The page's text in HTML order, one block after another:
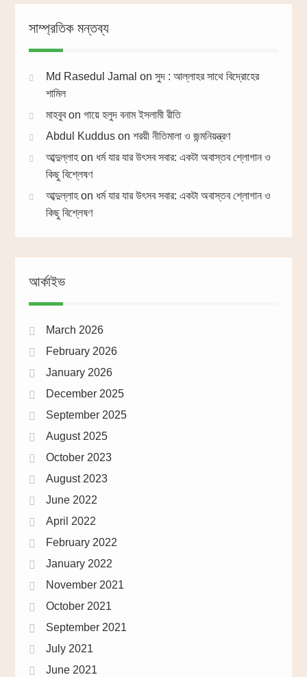
সাম্প্রতিক মন্তব্য
Md Rasedul Jamal on সুদ : আল্লাহর সাথে বিদ্রোহের
শামিল
মাহবুবon গায়ে হলুদ বনাম ইসলামী রীতি
Abdul Kudduson শরয়ী নীতিমালা ও জন্মনিয়ন্ত্রণ
আব্দুল্লাহon ধর্ম যার যার উৎসব সবার: একটা অবাস্তব শ্লোগান ও
কিছু বিশ্লেষণ
আব্দুল্লাহon ধর্ম যার যার উৎসব সবার: একটা অবাস্তব শ্লোগান ও
কিছু বিশ্লেষণ
আর্কাইভ
March 2026
February 2026
January 2026
December 2025
September 2025
August 2025
October 2023
August 2023
June 2022
April 2022
February 2022
January 2022
November 2021
October 2021
September 2021
July 2021
June 2021